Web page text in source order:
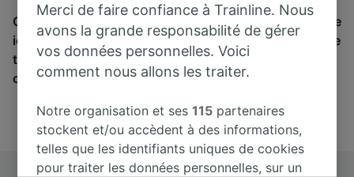
Qu’importe votre destination, votre voyage commence
ici. Nous collaborons avec plus de 170 compagnies de
train et de bus. Consultez et achetez vos billets sur
cette page.
Merci de faire confiance à Trainline. Nous
avons la grande responsabilité de gérer
vos données personnelles. Voici
comment nous allons les traiter.
Notre organisation et ses115 partenaires
stockent et/ou accèdent à des informations,
telles que les identifiants uniques de cookies
pour traiter les données personnelles, sur un